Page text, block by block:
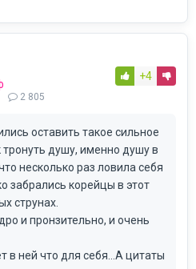
2 805
+4
оставить такое сильное
тронуть душу, именно душу в
несколько раз ловила себя
забрались корейцы в этот
струнах.
и пронзительно, и очень
в ней что для себя...А цитаты